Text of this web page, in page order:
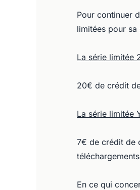
Pour continuer
limitées pour
La série limitée
20€ de crédit
La série limitée
7€ de crédit de
En ce qui